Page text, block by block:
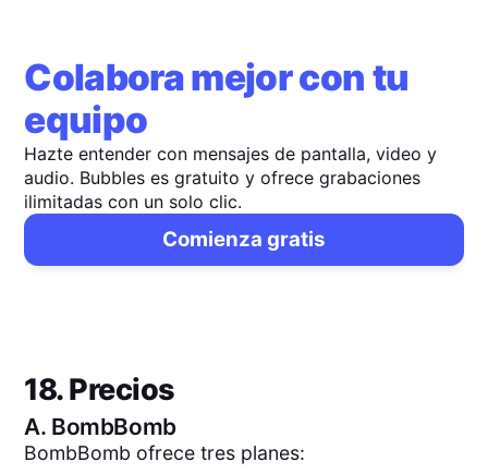
Colabora mejor con tu
equipo
Hazte entender con mensajes de pantalla, video y
audio. Bubbles es gratuito y ofrece grabaciones
ilimitadas con un solo clic.
Comienza gratis
18. Precios
A. BombBomb
BombBomb ofrece tres planes: